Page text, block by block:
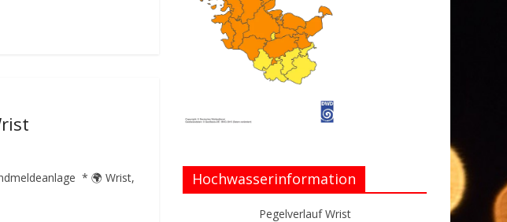
* 🌍 Wrist, Hochwasserinformation
Pegelverlauf Wrist